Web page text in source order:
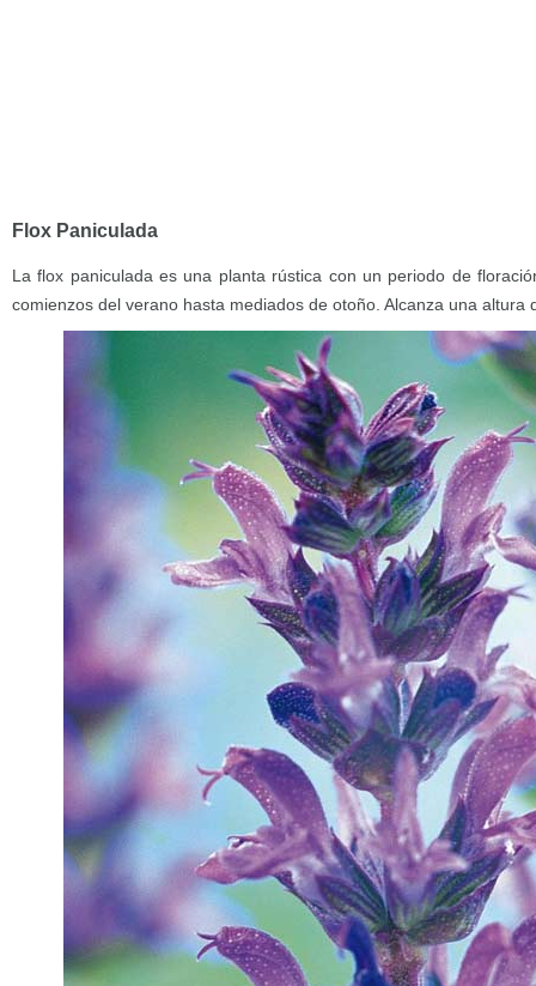
Flox Paniculada
La flox paniculada es una planta rústica con un periodo de
comienzos del verano hasta mediados de otoño. Alcanza una altura